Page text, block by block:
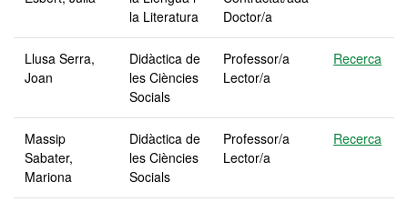
la Literatura
Doctor/a
Llusa Serra,
Joan
Didàctica de
les Ciències
Socials
Professor/a
Lector/a
Recerca
Massip
Sabater,
Mariona
Didàctica de
les Ciències
Socials
Professor/a
Lector/a
Recerca